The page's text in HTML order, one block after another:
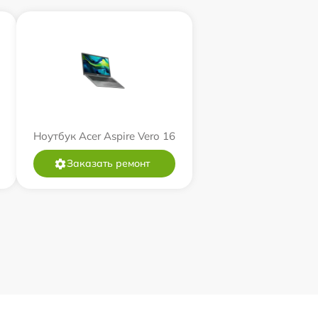
Ноутбук Acer Aspire Vero 16
Заказать ремонт